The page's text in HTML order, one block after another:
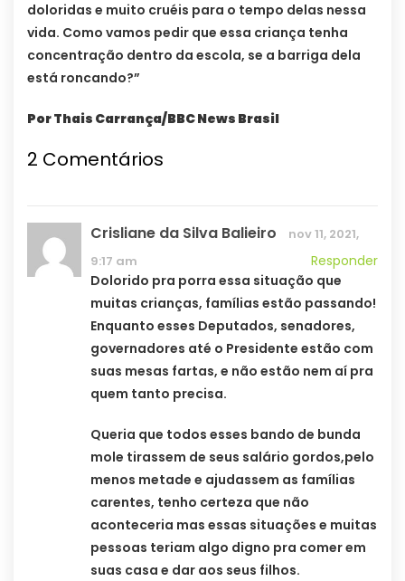
doloridas e muito cruéis para o tempo delas nessa
vida. Como vamos pedir que essa criança tenha
concentração dentro da escola, se a barriga dela
está roncando?”
Por Thais Carrança/BBC News Brasil
2 Comentários
Crisliane da Silva Balieiro
nov 11, 2021,
9:17 am
Responder
Dolorido pra porra essa situação que
muitas crianças, famílias estão passando!
Enquanto esses Deputados, senadores,
governadores até o Presidente estão com
suas mesas fartas, e não estão nem aí pra
quem tanto precisa.
Queria que todos esses bando de bunda
mole tirassem de seus salário gordos,pelo
menos metade e ajudassem as famílias
carentes, tenho certeza que não
aconteceria mas essas situações e muitas
pessoas teriam algo digno pra comer em
suas casa e dar aos seus filhos.